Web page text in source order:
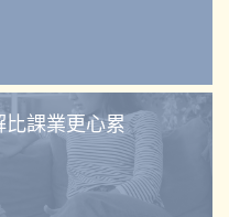
比課業更心累